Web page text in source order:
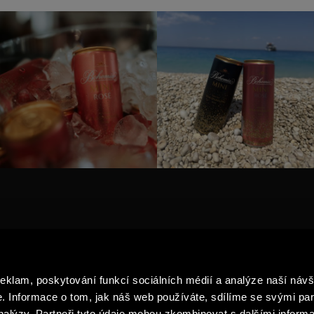
poskytování funkcí sociálních médií a analýze naší
Informace o tom, jak náš web používáte, sdílíme se svými
NAVŠTIVTE NÁS
ZPRACOVÁNÍ A OCHRANA